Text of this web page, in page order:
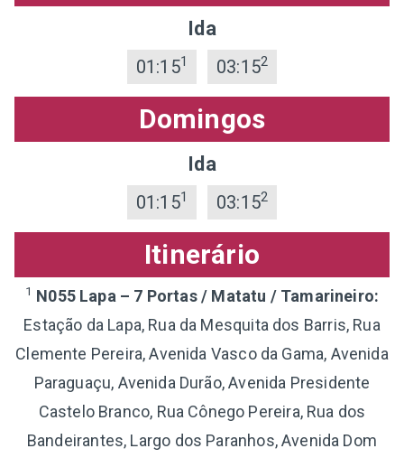
Ida
01:151 03:152
Domingos
Ida
01:151 03:152
Itinerário
1 N055 Lapa – 7 Portas / Matatu / Tamarineiro:
Estação da Lapa, Rua da Mesquita dos Barris, Rua
Clemente Pereira, Avenida Vasco da Gama, Avenida
Paraguaçu, Avenida Durão, Avenida Presidente
Castelo Branco, Rua Cônego Pereira, Rua dos
Bandeirantes, Largo dos Paranhos, Avenida Dom